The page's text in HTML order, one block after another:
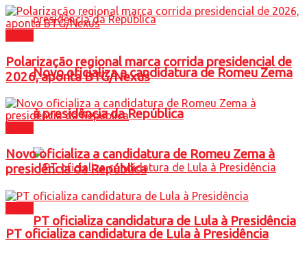
Novo oficializa a candidatura de Romeu Zema
à presidência da República
PT oficializa candidatura de Lula à Presidência
Polarização regional marca corrida presidencial de
2026, aponta BTG/Nexus
Novo oficializa a candidatura de Romeu Zema à
presidência da República
PT oficializa candidatura de Lula à Presidência